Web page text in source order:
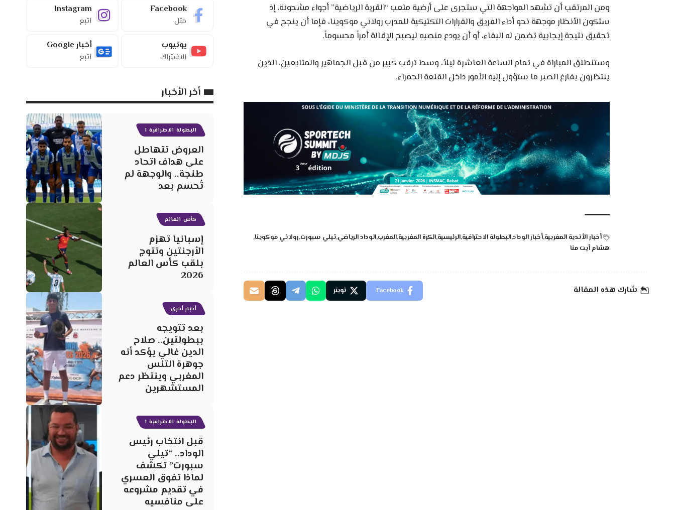
ومن المرتقب أن تشهد المواجهة التي ستجرى على أرضية ملعب “القرية الرياضية” أجواء مشحونة، إذ
ستكون الأنظار موجهة نحو أداء الفريق والقرارات التكتيكية للمدرب رولاني موكوينا، فإما أن ينجح في
تحقيق نتيجة إيجابية تضمن له البقاء، أو أن يودع منصبه ليصبح الإقالة أمراً محسوماً.
وستنطلق المباراة في تمام الساعة العاشرة ليلاً، وسط ترقب كبير من قبل الجماهير والمتابعين، الذين
ينتظرون بفارغ الصبر ما ستؤول إليه الأمور داخل القلعة الحمراء.
أخبار الأندية المغربية أخبار الودادالبطولة الاحترافية الرئيسية الكرة المغربية المغرب الوداد الرياضي تيلي سبورت رولاني موكوينا
هشام أيت منا
شارك هذه المقالة Facebook تويتر
Facebook
مثل
Instagram
اتبع
يوتيوب
الاشتراك
أخبار Google
اتبع
أخر الأخبار
البطولة الاحترافية 1
العروض تتهاطل
على هداف اتحاد
طنجة.. والوجهة لم
تُحسم بعد
كأس العالم
إسبانيا تهزم
الأرجنتين وتتوج
بلقب كأس العالم
2026
أخبار أخرى
بعد تتويجه
ببطولتين.. صلاح
الدين غالي يؤكد أنه
جوهرة التنس
المغربي وينتظر دعم
المستشهرين
البطولة الاحترافية 1
قبل انتخاب رئيس
الوداد.. “تيلي
سبورت” تكشف
لماذا تفوق العسري
في تقديم مشروعه
على منافسيه